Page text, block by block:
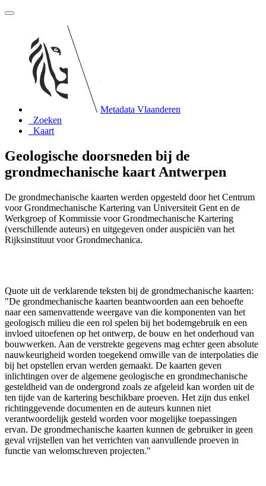
Metadata Vlaanderen
Zoeken
Kaart
Geologische doorsneden bij de
grondmechanische kaart Antwerpen
De grondmechanische kaarten werden opgesteld door het Centrum
voor Grondmechanische Kartering van Universiteit Gent en de
Werkgroep of Kommissie voor Grondmechanische Kartering
(verschillende auteurs) en uitgegeven onder auspiciën van het
Rijksinstituut voor Grondmechanica.
Quote uit de verklarende teksten bij de grondmechanische kaarten:
"De grondmechanische kaarten beantwoorden aan een behoefte
naar een samenvattende weergave van die komponenten van het
geologisch milieu die een rol spelen bij het bodemgebruik en een
invloed uitoefenen op het ontwerp, de bouw en het onderhoud van
bouwwerken. Aan de verstrekte gegevens mag echter geen absolute
nauwkeurigheid worden toegekend omwille van de interpolaties die
bij het opstellen ervan werden gemaakt. De kaarten geven
inlichtingen over de algemene geologische en grondmechanische
gesteldheid van de ondergrond zoals ze afgeleid kan worden uit de
ten tijde van de kartering beschikbare proeven. Het zijn dus enkel
richtinggevende documenten en de auteurs kunnen niet
verantwoordelijk gesteld worden voor mogelijke toepassingen
ervan. De grondmechanische kaarten kunnen de gebruiker in geen
geval vrijstellen van het verrichten van aanvullende proeven in
functie van welomschreven projecten."